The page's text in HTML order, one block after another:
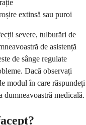
extinsă sau puroi
severe, tulburări de
de asistență
de sânge regulate
Dacă observați
modul în care răspundeți
dumneavoastră medicală.